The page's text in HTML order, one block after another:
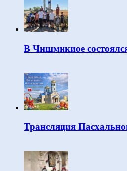
В Чишмикиое
Трансляция